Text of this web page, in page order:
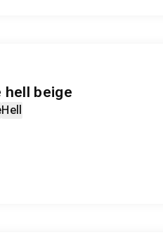
hell beige
Hell